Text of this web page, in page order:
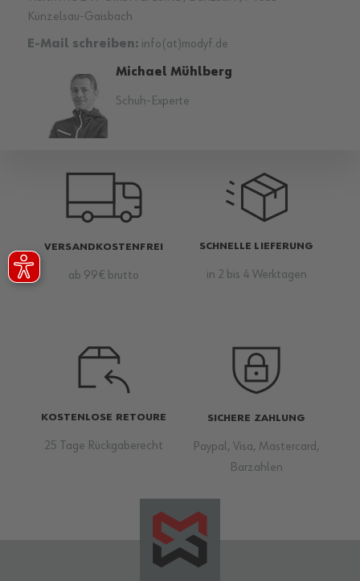
Künzelsau-Gaisbach
E-Mail schreiben: info(at)modyf.de
Michael Mühlberg
Schuh-Experte
VERSANDKOSTENFREI
ab 99€ brutto
SCHNELLE LIEFERUNG
in 2 bis 4 Werktagen
KOSTENLOSE RETOURE
25 Tage Rückgaberecht
SICHERE ZAHLUNG
Paypal, Visa, Mastercard,
Barzahlen